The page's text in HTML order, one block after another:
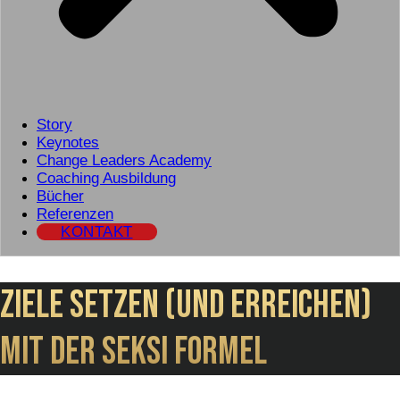
Story
Keynotes
Change Leaders Academy
Coaching Ausbildung
Bücher
Referenzen
KONTAKT
Ziele setzen (und erreichen)
mit der SEKSI Formel